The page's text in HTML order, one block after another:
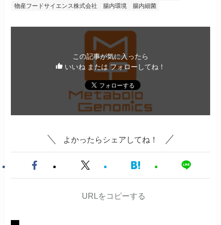
物産フードサイエンス株式会社
腸内環境 腸内細菌
この記事が気に入ったら
いいね または フォローしてね！
よかったらシェアしてね！
URLをコピーする